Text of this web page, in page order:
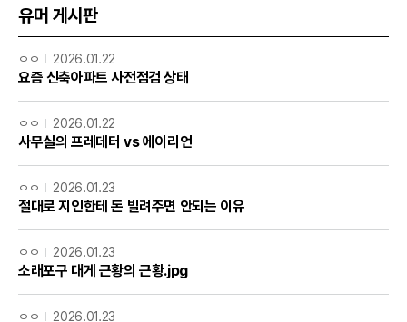
유머 게시판
ㅇㅇ 2026.01.22
요즘 신축아파트 사전점검 상태
ㅇㅇ 2026.01.22
사무실의 프레데터 vs 에이리언
ㅇㅇ 2026.01.23
절대로 지인한테 돈 빌려주면 안되는 이유
ㅇㅇ 2026.01.23
소래포구 대게 근황의 근황.jpg
ㅇㅇ 2026.01.23